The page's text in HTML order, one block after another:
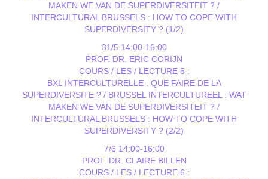
MAKEN WE VAN DE SUPERDIVERSITEIT ? /
INTERCULTURAL BRUSSELS : HOW TO COPE WITH
SUPERDIVERSITY ? (1/2)
31/5 14:00-16:00
PROF. DR. ERIC CORIJN
COURS / LES / LECTURE 5 :
BXL INTERCULTURELLE : QUE FAIRE DE LA
SUPERDIVERSITE ? / BRUSSEL INTERCULTUREEL : WAT
MAKEN WE VAN DE SUPERDIVERSITEIT ? /
INTERCULTURAL BRUSSELS : HOW TO COPE WITH
SUPERDIVERSITY ? (2/2)
7/6 14:00-16:00
PROF. DR. CLAIRE BILLEN
COURS / LES / LECTURE 6 :